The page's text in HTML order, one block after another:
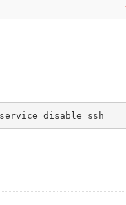
disable ssh